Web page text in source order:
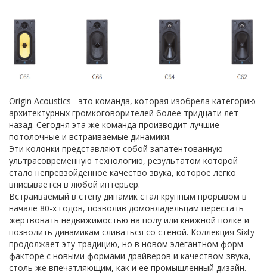
Origin Acoustics - это команда, которая изобрела категорию
архитектурных громкоговорителей более тридцати лет
назад. Сегодня эта же команда производит лучшие
потолочные и встраиваемые динамики.
Эти колонки представляют собой запатентованную
ультрасовременную технологию, результатом которой
стало непревзойденное качество звука, которое легко
вписывается в любой интерьер.
Встраиваемый в стену динамик стал крупным прорывом в
начале 80-х годов, позволив домовладельцам перестать
жертвовать недвижимостью на полу или книжной полке и
позволить динамикам сливаться со стеной. Коллекция Sixty
продолжает эту традицию, но в новом элегантном форм-
факторе с новыми формами драйверов и качеством звука,
столь же впечатляющим, как и ее промышленный дизайн.